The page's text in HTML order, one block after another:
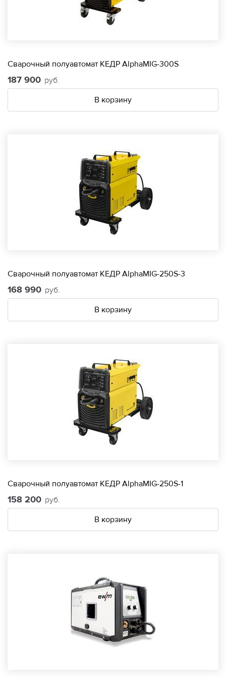
Сварочный полуавтомат КЕДР AlphaMIG-300S
187 900 руб.
В корзину
Сварочный полуавтомат КЕДР AlphaMIG-250S-3
168 990 руб.
В корзину
Сварочный полуавтомат КЕДР AlphaMIG-250S-1
158 200 руб.
В корзину